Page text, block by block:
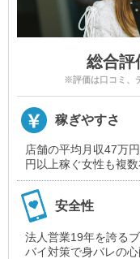
総合評
※評価は口コミ、
稼ぎやすさ
店舗の平均月収47万
円以上稼ぐ女性も複数
安全性
法人営業19年を誇る
バイ対策で身バレの心